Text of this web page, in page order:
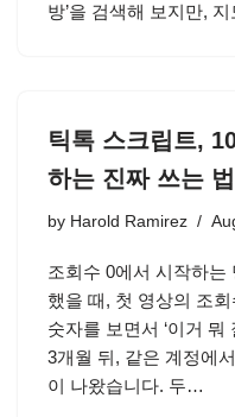
방’을 검색해 보지만,
틱톡 스크립트,
하는 진짜 쓰는 법
by Harold Ramirez
조회수 0에서 시작하는
했을 때, 첫 영상의 조
숫자를 보면서 ‘이거 뭐
3개월 뒤, 같은 계정에
이 나왔습니다. 두…